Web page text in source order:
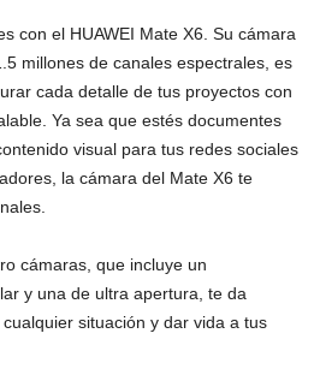
con el HUAWEI Mate X6. Su cámara
millones de canales espectrales, es
cada detalle de tus proyectos con
Ya sea que estés documentes
visual para tus redes sociales
la cámara del Mate X6 te
cámaras, que incluye un
y una de ultra apertura, te da
situación y dar vida a tus